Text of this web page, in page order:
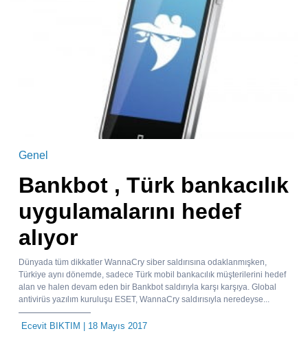
Genel
Bankbot , Türk bankacılık
uygulamalarını hedef
alıyor
Dünyada tüm dikkatler WannaCry siber saldırısına odaklanmışken,
Türkiye aynı dönemde, sadece Türk mobil bankacılık müşterilerini hedef
alan ve halen devam eden bir Bankbot saldırıyla karşı karşıya. Global
antivirüs yazılım kuruluşu ESET, WannaCry saldırısıyla neredeyse...
Ecevit BIKTIM | 18 Mayıs 2017